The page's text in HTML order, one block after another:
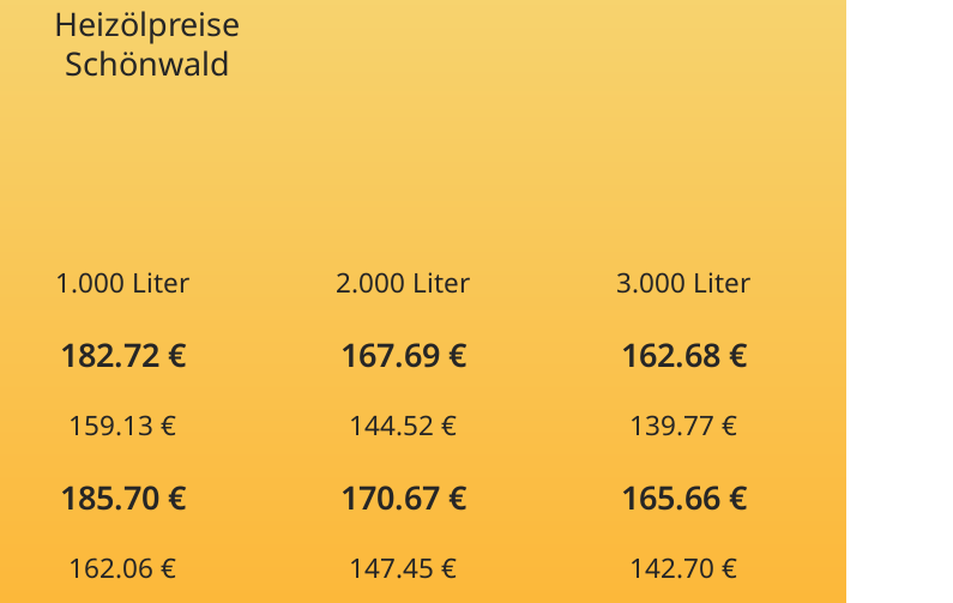
Heizölpreise
Schönwald
1.000 Liter 2.000 Liter
3.000 Liter
182.72 € 167.69 € 162.68 €
159.13 € 144.52 €
139.77 €
185.70 € 170.67 € 165.66 €
162.06 € 147.45 € 142.70 €